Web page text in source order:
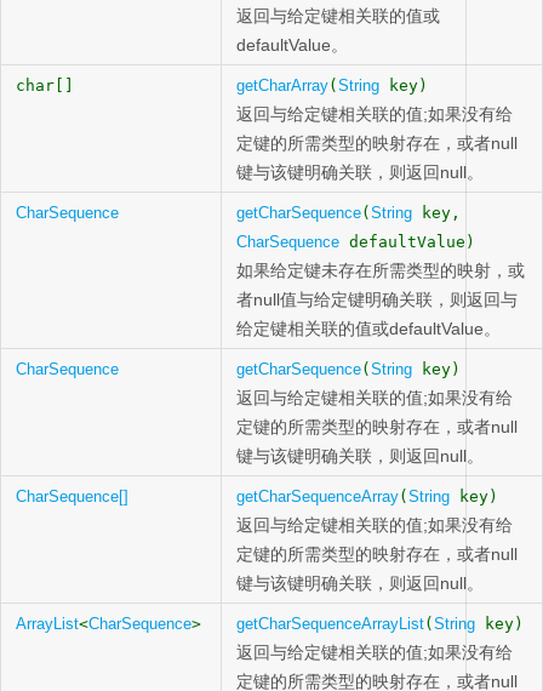
返回与给定键相关联的值或
defaultValue。
char[] getCharArray( String key)
返回与给定键相关联的值;如果没有给
定键的所需类型的映射存在，或者null
键与该键明确关联，则返回null。
CharSequence getCharSequence( String key,
CharSequence defaultValue)
如果给定键未存在所需类型的映射，或
者null值与给定键明确关联，则返回与
给定键相关联的值或defaultValue。
CharSequence getCharSequence( String key)
返回与给定键相关联的值;如果没有给
定键的所需类型的映射存在，或者null
键与该键明确关联，则返回null。
CharSequence[] getCharSequenceArray( String key)
返回与给定键相关联的值;如果没有给
定键的所需类型的映射存在，或者null
键与该键明确关联，则返回null。
ArrayList<CharSequence> getCharSequenceArrayList( String key)
返回与给定键相关联的值;如果没有给
定键的所需类型的映射存在，或者null